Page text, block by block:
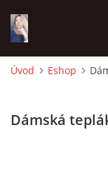
ESHOP
Úvod Eshop
Dámská